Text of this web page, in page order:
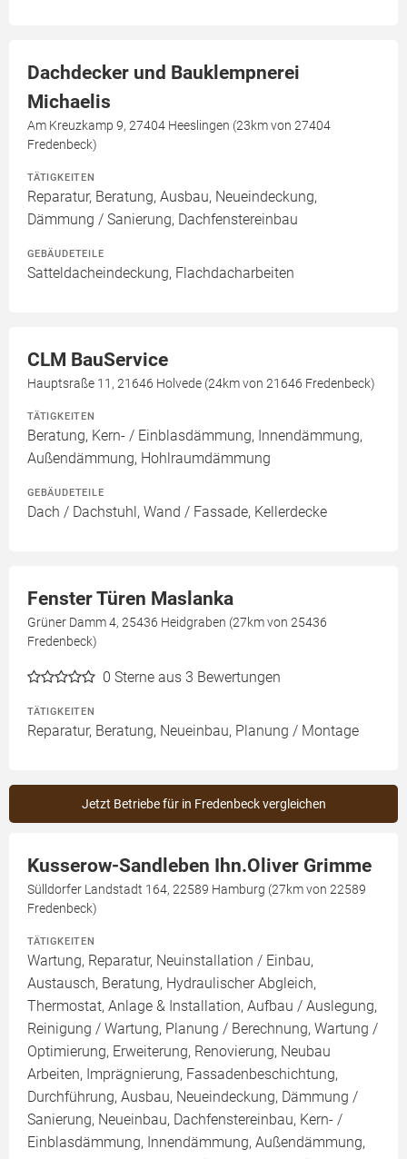
Dachdecker und Bauklempnerei
Michaelis
Am Kreuzkamp 9, 27404 Heeslingen (23km von 27404
Fredenbeck)
TÄTIGKEITEN
Reparatur, Beratung, Ausbau, Neueindeckung,
Dämmung / Sanierung, Dachfenstereinbau
GEBÄUDETEILE
Satteldacheindeckung, Flachdacharbeiten
CLM BauService
Hauptsraße 11, 21646 Holvede (24km von 21646 Fredenbeck)
TÄTIGKEITEN
Beratung, Kern- / Einblasdämmung, Innendämmung,
Außendämmung, Hohlraumdämmung
GEBÄUDETEILE
Dach / Dachstuhl, Wand / Fassade, Kellerdecke
Fenster Türen Maslanka
Grüner Damm 4, 25436 Heidgraben (27km von 25436
Fredenbeck)
0 Sterne aus 3 Bewertungen
TÄTIGKEITEN
Reparatur, Beratung, Neueinbau, Planung / Montage
Jetzt Betriebe für in Fredenbeck vergleichen
Kusserow-Sandleben Ihn.Oliver Grimme
Sülldorfer Landstadt 164, 22589 Hamburg (27km von 22589
Fredenbeck)
TÄTIGKEITEN
Wartung, Reparatur, Neuinstallation / Einbau,
Austausch, Beratung, Hydraulischer Abgleich,
Thermostat, Anlage & Installation, Aufbau / Auslegung,
Reinigung / Wartung, Planung / Berechnung, Wartung /
Optimierung, Erweiterung, Renovierung, Neubau
Arbeiten, Imprägnierung, Fassadenbeschichtung,
Durchführung, Ausbau, Neueindeckung, Dämmung /
Sanierung, Neueinbau, Dachfenstereinbau, Kern- /
Einblasdämmung, Innendämmung, Außendämmung,